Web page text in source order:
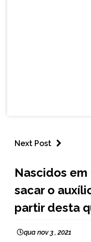
Next Post
NOTÍCIAS
Nascidos
sacar o
partir desta
qua nov 3 , 2021